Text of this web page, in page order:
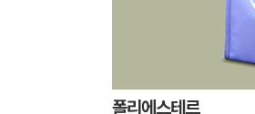
폴리에스테르